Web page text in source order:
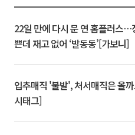
22일 만에 다시 문 연 홈플러스…
쁜데 재고 없어 ‘발동동’[가보니]
입추매직 '불발', 처서매직은 올
시태그]